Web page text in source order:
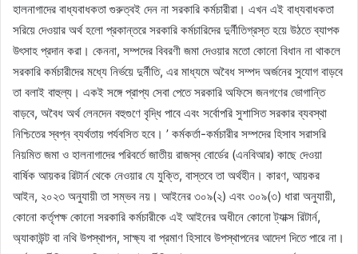
হালনাগাদের বাধ্যবাধকতা গুরুত্বই দেন না সরকারি কর্মচারীরা। এখন এই বাধ্যবাধকতা
সরিয়ে দেওয়ার অর্থ হলো প্রকান্তরে সরকারি কর্মচারিদের দুর্নীতিগ্রস্ত হয়ে উঠতে ব্যাপক
উৎসাহ প্রদান করা। কেননা, সম্পদের বিবরণী জমা দেওয়ার মতো কোনো বিধান না থাকলে
সরকারি কর্মচারীদের মধ্যে নির্ভয়ে দুর্নীতি, এর মাধ্যমে অবৈধ সম্পদ অর্জনের সুযোগ বাড়বে
তা বলাই বাহুল্য। একই সঙ্গে প্রাপ্য সেবা পেতে সরকারি অফিসে জনগণের ভোগান্তি
বাড়বে, অবৈধ অর্থ লেনদেন বহুগুণে বৃদ্ধি পাবে এবং সর্বোপরি সুশাসিত সরকার ব্যবস্থা
নিশ্চিতের স্বপ্ন ব্যর্থতায় পর্যবসিত হবে। ’ কর্মকর্তা-কর্মচারীর সম্পদের হিসাব সরাসরি
নিয়মিত জমা ও হালনাগাদের পরিবর্তে জাতীয় রাজস্ব বোর্ডের (এনবিআর) কাছে দেওয়া
বার্ষিক আয়কর রিটার্ন থেকে নেওয়ার যে যুক্তি, বাস্তবে তা অর্থহীন। কারণ, আয়কর
আইন, ২০২৩ অনুযায়ী তা সম্ভব নয়। আইনের ৩০৯(২) এবং ৩০৯(৩) ধারা অনুযায়ী,
কোনো কর্তৃপক্ষ কোনো সরকারি কর্মচারীকে এই আইনের অধীনে কোনো ট্যাক্স রিটার্ন,
অ্যাকাউন্ট বা নথি উপস্থাপন, সাক্ষ্য বা প্রমাণ হিসাবে উপস্থাপনের আদেশ দিতে পারে না।